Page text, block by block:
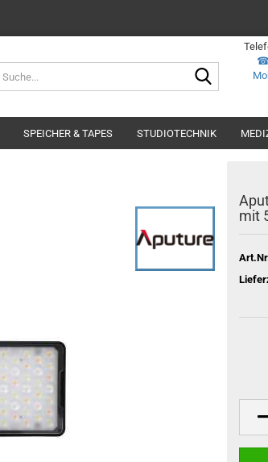
SPEICHER & TAPES STUDIOTECHNIK
mit